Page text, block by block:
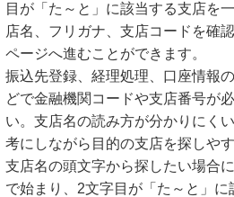
目が「た～と」に該当する支店を
店名、フリガナ、支店コードを確
ページへ進むことができます。
振込先登録、経理処理、口座情報
どで金融機関コードや支店番号が
い。支店名の読み方が分かりにく
考にしながら目的の支店を探しや
支店名の頭文字から探したい場合
で始まり、2文字目が「た～と」に